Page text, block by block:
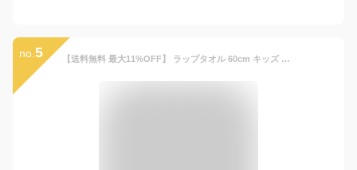
no. 5 【送料無料 最大11%OFF】 ラップタオル 60cm キッズ プールタオル 男の子 パトカー 消防車 救急車 恐竜 ダイナソー 新幹線 電車 働く車 昆虫 巻きタオル 子供用 綿100％ コットン お名前タグ付 水着用品 バスタオル 120cm 着替え スイミング プール 海水浴 通園 通学 水泳